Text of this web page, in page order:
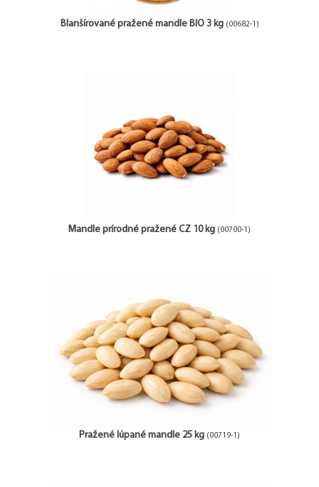
Blanšírované pražené mandle BIO 3 kg (00682-1)
Mandle prírodné pražené CZ 10 kg (00700-1)
Pražené lúpané mandle 25 kg (00719-1)